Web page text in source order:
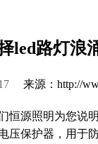
led路灯浪
来源：http://
源照明为您说
保护器，用